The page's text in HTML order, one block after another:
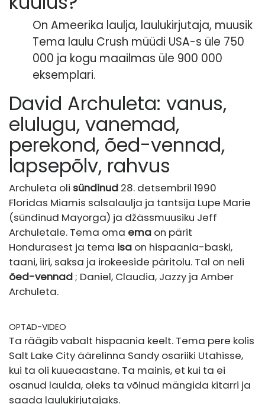
On Ameerika laulja, laulukirjutaja, muusik
Tema laulu Crush müüdi USA-s üle 750
000 ja kogu maailmas üle 900 000
eksemplari.
David Archuleta: vanus,
elulugu, vanemad,
perekond, õed-vennad,
lapsepõlv, rahvus
Archuleta oli sündinud 28. detsembril 1990
Floridas Miamis salsalaulja ja tantsija Lupe Marie
(sündinud Mayorga) ja džässmuusiku Jeff
Archuletale. Tema oma ema on pärit
Hondurasest ja tema isa on hispaania-baski,
taani, iiri, saksa ja irokeeside päritolu. Tal on neli
õed-vennad; Daniel, Claudia, Jazzy ja Amber
Archuleta.
OPTAD-VIDEO
Ta räägib vabalt hispaania keelt. Tema pere kolis
Salt Lake City äärelinna Sandy osariiki Utahisse,
kui ta oli kuueaastane. Ta mainis, et kui ta ei
osanud laulda, oleks ta võinud mängida kitarri ja
saada laulukirjutajaks.